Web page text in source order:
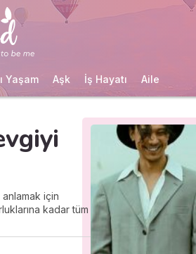
Yaşam Aşk İş Hayatı Aile
için
kadar tüm